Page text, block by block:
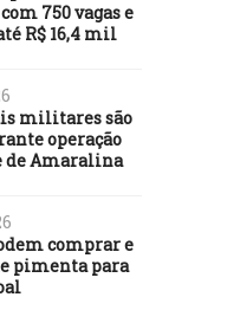
18/01/19
No Twitter, Bolsonaro
750 vagas e
R$ 16,4 mil
militares são
operação
de Amaralina
comprar e
pimenta para